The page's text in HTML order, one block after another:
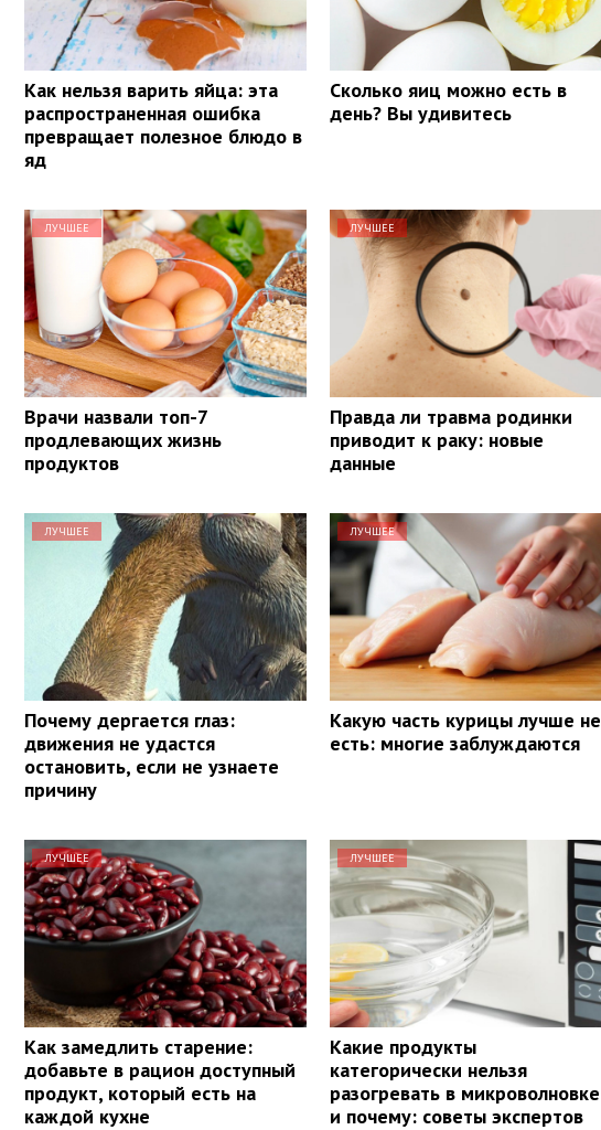
Как нельзя варить яйца: эта
распространенная ошибка
превращает полезное блюдо в
яд
Сколько яиц можно есть в
день? Вы удивитесь
ЛУЧШЕЕ
Врачи назвали топ-7
продлевающих жизнь
продуктов
ЛУЧШЕЕ
Правда ли травма родинки
приводит к раку: новые
данные
ЛУЧШЕЕ
Почему дергается глаз:
движения не удастся
остановить, если не узнаете
причину
ЛУЧШЕЕ
Какую часть курицы лучше не
есть: многие заблуждаются
ЛУЧШЕЕ
Как замедлить старение:
добавьте в рацион доступный
продукт, который есть на
каждой кухне
ЛУЧШЕЕ
Какие продукты
категорически нельзя
разогревать в микроволновке
и почему: советы экспертов